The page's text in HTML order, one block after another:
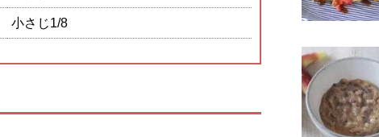
小さじ1/8